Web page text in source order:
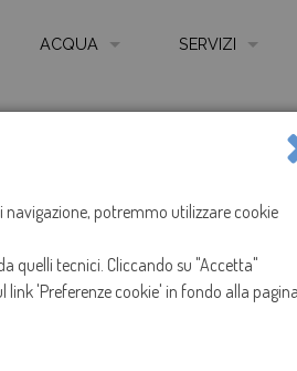
navigazione, potremmo utilizzare cookie
quelli tecnici. Cliccando su "Accetta"
'Preferenze cookie' in fondo alla
GESTIONE E CONTROLLO -
ACQUA
QUALITÀ DELL'ACQUA
SERVIZI
AUTOLETTURA
COME LEGGERE IL
CONTATTI,